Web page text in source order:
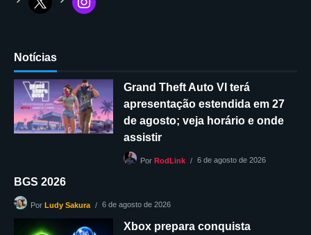
Notícias
Grand Theft Auto VI terá
apresentação estendida em 27
de agosto; veja horário e onde
assistir
PorRodLink 6 de agosto de 2026
BGS 2026
PorLudy Sakura 6 de agosto de 2026
Xbox prepara conquista